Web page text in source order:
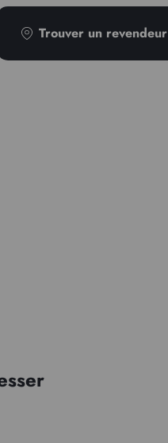
Trouver un revendeur